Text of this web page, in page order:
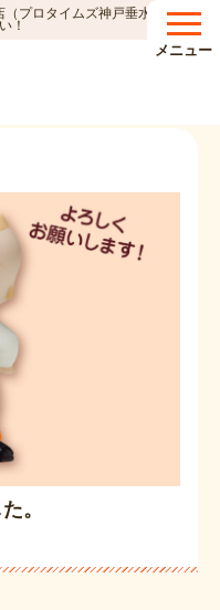
プロタイムズ神戸垂水店）へ
！
メニュー
。